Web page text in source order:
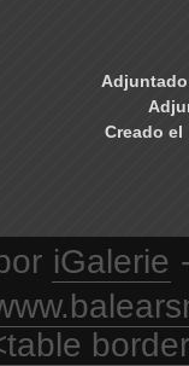
Creado el
iGalerie